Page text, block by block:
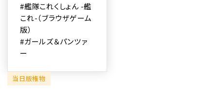
#艦隊これくしょん -艦
これ-（ブラウザゲーム
版）
#ガールズ＆パンツァ
ー
当日版権物